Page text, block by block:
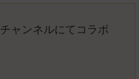
チャンネルにてコラボ